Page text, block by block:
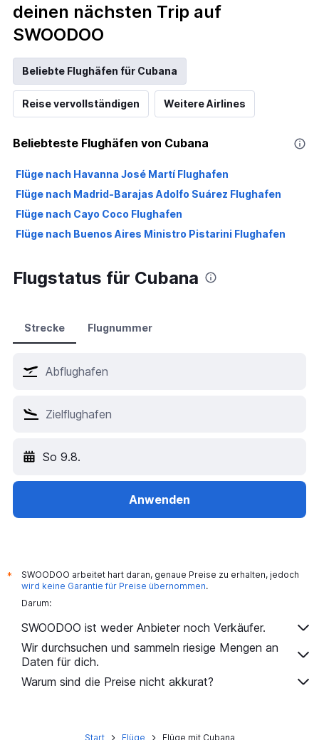
deinen nächsten Trip auf
SWOODOO
Beliebte Flughäfen für Cubana
Reise vervollständigen Weitere Airlines
Beliebteste Flughäfen von Cubana
Flüge nach Havanna José Martí Flughafen
Flüge nach Madrid-Barajas Adolfo Suárez Flughafen
Flüge nach Cayo Coco Flughafen
Flüge nach Buenos Aires Ministro Pistarini Flughafen
Flugstatus für Cubana
Strecke Flugnummer
So 9.8.
Anwenden
*
SWOODOO arbeitet hart daran, genaue Preise zu erhalten, jedoch
wird keine Garantie für Preise übernommen.
Darum:
SWOODOO ist weder Anbieter noch Verkäufer.
Wir durchsuchen und sammeln riesige Mengen an
Daten für dich.
Warum sind die Preise nicht akkurat?
Start Flüge Flüge mit Cubana